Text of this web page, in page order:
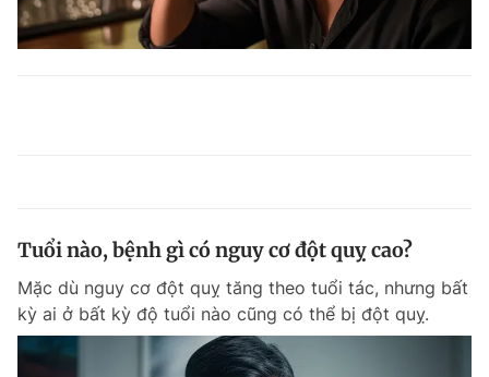
Tuổi nào, bệnh gì có nguy cơ đột quỵ cao?
Mặc dù nguy cơ đột quỵ tăng theo tuổi tác, nhưng bất
kỳ ai ở bất kỳ độ tuổi nào cũng có thể bị đột quỵ.